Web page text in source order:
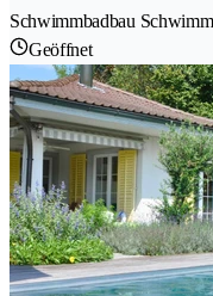
Schwimmbadbau
Geöffnet